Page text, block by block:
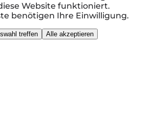
Website funktioniert.
benötigen Ihre Einwilligung.
treffen Alle akzeptieren